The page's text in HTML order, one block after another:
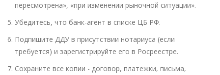
пересмотрена», «при изменении рыночной ситуации».
Убедитесь, что банк-агент в списке ЦБ РФ.
Подпишите ДДУ в присутствии нотариуса (если
требуется) и зарегистрируйте его в Росреестре.
Сохраните все копии - договор, платежки, письма,